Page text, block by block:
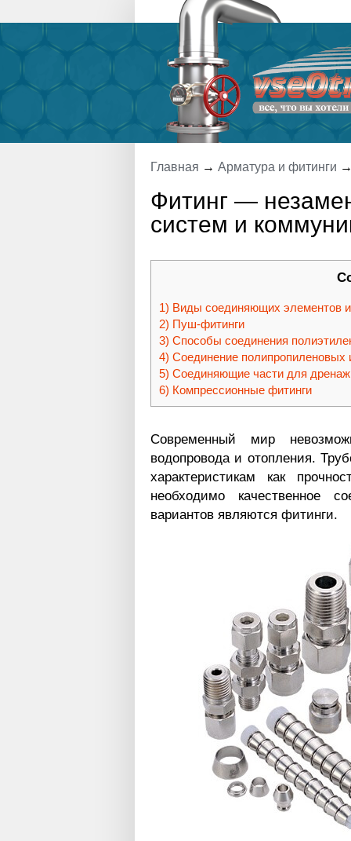
Главная → Арматура и фитинги
Фитинг —
систем и
Виды соединяющих элементов и
Пуш-фитинги
Способы соединения
Соединение полипропиленовых
Соединяющие части для
Компрессионные фитинги
Современный мир
водопровода и отопления.
характеристикам как
необходимо качественное
вариантов являются фитинги.